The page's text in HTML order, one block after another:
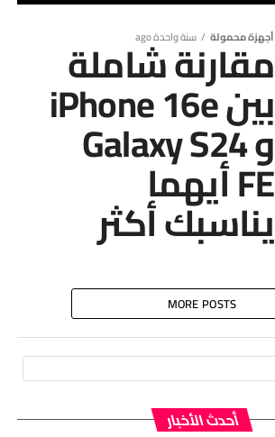
أجهزة محمولة سنة واحدة ago
مقارنة شاملة
بين iPhone 16e
و Galaxy S24
FE أيهما
يناسبك أكثر
MORE POSTS
أحدث الأخبار